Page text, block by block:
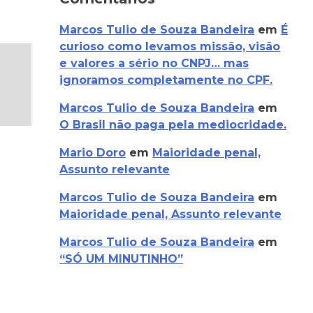
Marcos Tulio de Souza Bandeira em É
curioso como levamos missão, visão
e valores a sério no CNPJ… mas
ignoramos completamente no CPF.
Marcos Tulio de Souza Bandeira em
O Brasil não paga pela mediocridade.
Mario Doro em Maioridade penal,
Assunto relevante
Marcos Tulio de Souza Bandeira em
Maioridade penal, Assunto relevante
Marcos Tulio de Souza Bandeira em
“SÓ UM MINUTINHO”